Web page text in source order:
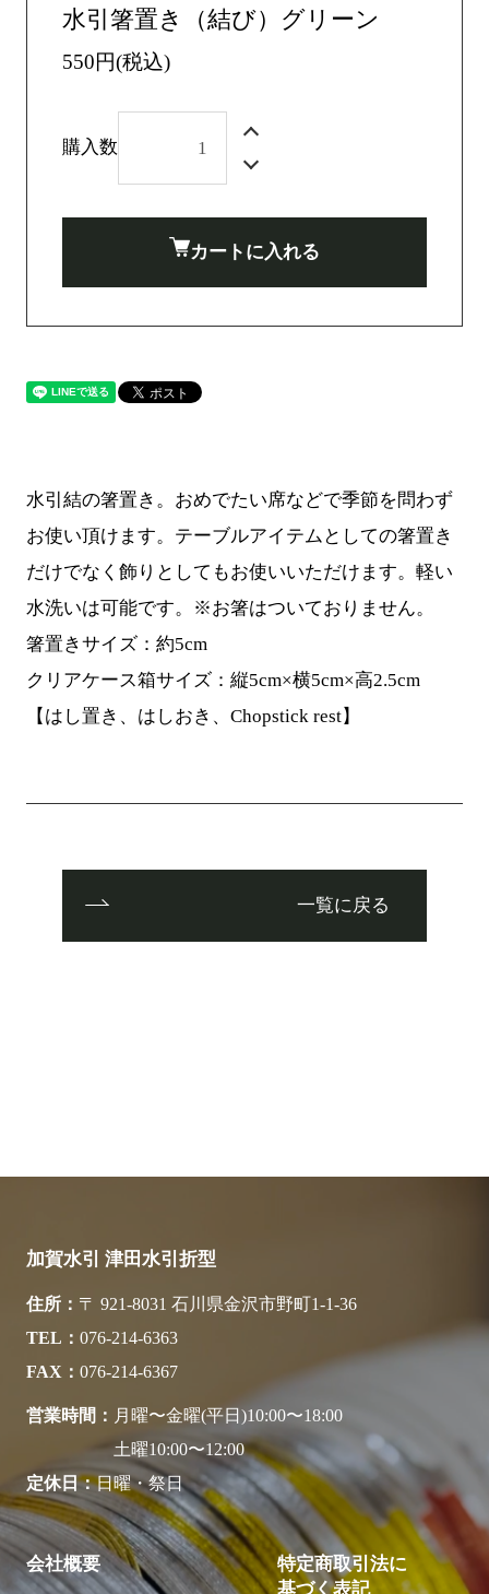
水引結の箸置き。おめでたい席などで季節を問わず
お使い頂けます。テーブルアイテムとしての箸置き
だけでなく飾りとしてもお使いいただけます。軽い
水洗いは可能です。※お箸はついておりません。
箸置きサイズ：約5cm
クリアケース箱サイズ：縦5cm×横5cm×高2.5cm
【はし置き、はしおき、Chopstick rest】
一覧に戻る
水引箸置き（結び）グリーン
550円(税込)
購入数
カートに入れる
加賀水引 津田水引折型
住所
〒 921-8031 石川県金沢市野町1-1-36
TEL
076-214-6363
FAX
076-214-6367
営業時間
月曜〜金曜(平日)10:00〜18:00
土曜10:00〜12:00
定休日
日曜・祭日
会社概要
特定商取引法に
基づく表記